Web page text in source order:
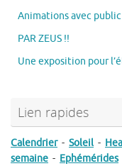
Animations avec
PAR ZEUS !!
Une exposition pour
Lien rapides
Calendrier- Soleil -
semaine - Ephémérides